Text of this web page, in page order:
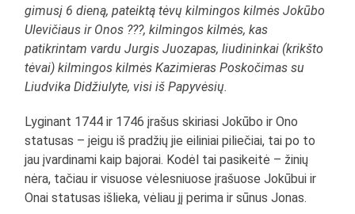
gimusį 6 dieną, pateiktą tėvų kilmingos kilmės Jokūbo
Ulevičiaus ir Onos ???, kilmingos kilmės, kas
patikrintam vardu Jurgis Juozapas, liudininkai (krikšto
tėvai) kilmingos kilmės Kazimieras Poskočimas su
Liudvika Didžiulyte, visi iš Papyvėsių.
Lyginant 1744 ir 1746 įrašus skiriasi Jokūbo ir Ono
statusas – jeigu iš pradžių jie eiliniai piliečiai, tai po to
jau įvardinami kaip bajorai. Kodėl tai pasikeitė – žinių
nėra, tačiau ir visuose vėlesniuose įrašuose Jokūbui ir
Onai statusas išlieka, vėliau jį perima ir sūnus Jonas.